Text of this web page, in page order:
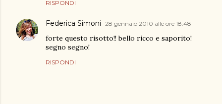
RISPONDI
Federica Simoni 28 gennaio 2010 alle ore 18:48
forte questo risotto!! bello ricco e saporito!
segno segno!
RISPONDI